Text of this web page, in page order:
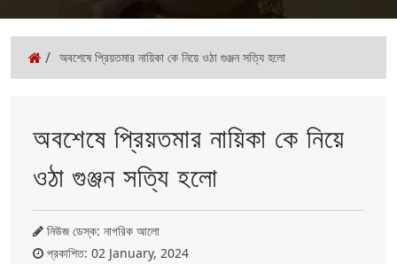
/ অবশেষে প্রিয়তমার নায়িকা কে নিয়ে ওঠা গুঞ্জন সত্যি হলো
অবশেষে প্রিয়তমার নায়িকা কে নিয়ে
ওঠা গুঞ্জন সত্যি হলো
নিউজ ডেস্ক: নাগরিক আলো
প্রকাশিত: 02 January, 2024